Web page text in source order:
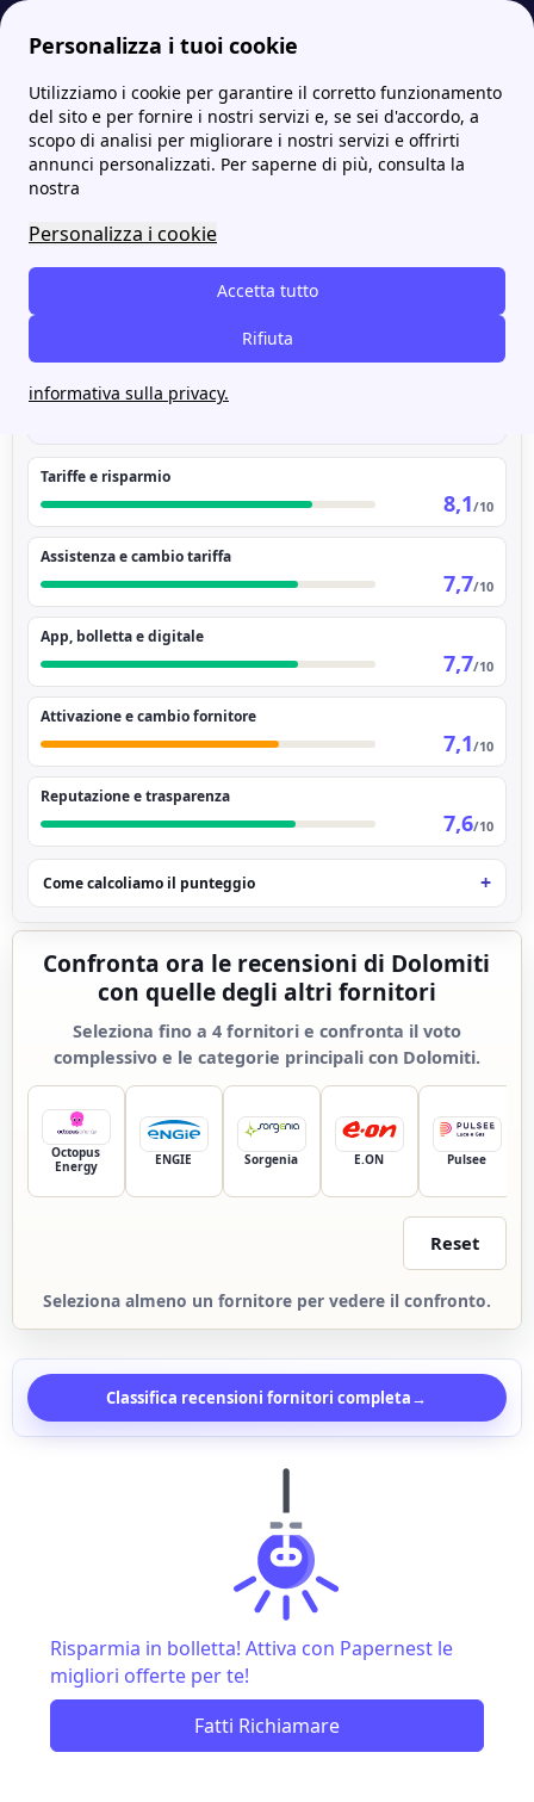
Personalizza i tuoi cookie
Utilizziamo i cookie per garantire il corretto funzionamento
del sito e per fornire i nostri servizi e, se sei d'accordo, a
scopo di analisi per migliorare i nostri servizi e offrirti
annunci personalizzati. Per saperne di più, consulta la
nostra
Personalizza i cookie
Accetta tutto
Rifiuta
informativa sulla privacy.
Papernest.it More Dolomiti Energia Dolomiti Energia secondo l'analisi dei commenti Facebook, X e Reddit
Dolomiti Energia secondo
l'analisi dei commenti
Facebook, X e Reddit
#2di 17 fornitori
7,7
Tariffe e risparmio
8,1/10
Assistenza e cambio tariffa
7,7/10
App, bolletta e digitale
7,7/10
Attivazione e cambio fornitore
7,1/10
Reputazione e trasparenza
7,6/10
Come calcoliamo il punteggio
Confronta ora le recensioni di Dolomiti
con quelle degli altri fornitori
Seleziona fino a 4 fornitori e confronta il voto
complessivo e le categorie principali con Dolomiti.
Octopus
Energy
ENGIE Sorgenia E.ON Pulsee
Reset
Seleziona almeno un fornitore per vedere il confronto.
Classifica recensioni fornitori completa→
Risparmia in bolletta! Attiva con Papernest le
migliori offerte per te!
Fatti Richiamare